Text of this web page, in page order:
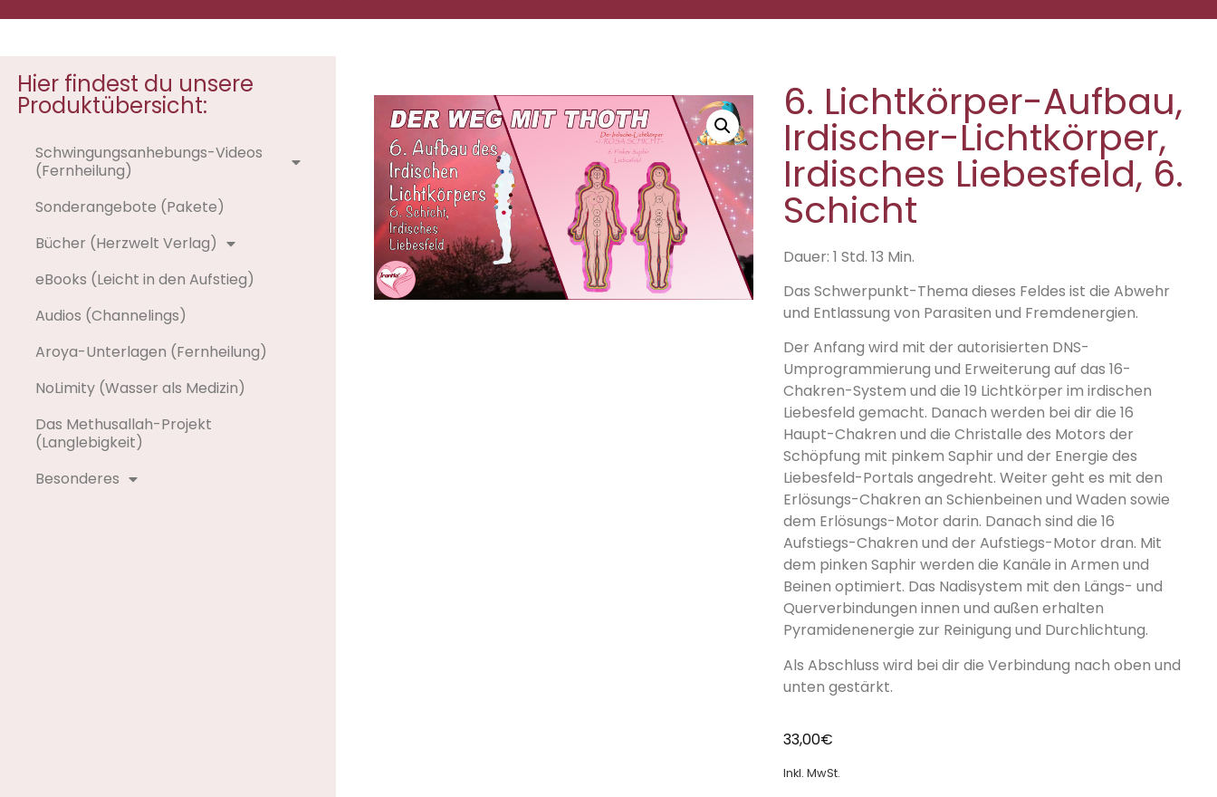
Hier findest du unsere
Produktübersicht:
Schwingungsanhebungs-Videos
(Fernheilung)
Sonderangebote (Pakete)
Bücher (Herzwelt Verlag)
eBooks (Leicht in den Aufstieg)
Audios (Channelings)
Aroya-Unterlagen (Fernheilung)
NoLimity (Wasser als Medizin)
Das Methusallah-Projekt
(Langlebigkeit)
Besonderes
6. Lichtkörper-Aufbau,
Irdischer-Lichtkörper,
Irdisches Liebesfeld, 6.
Schicht
Dauer: 1 Std. 13 Min.
Das Schwerpunkt-Thema dieses Feldes ist die Abwehr
und Entlassung von Parasiten und Fremdenergien.
Der Anfang wird mit der autorisierten DNS-
Umprogrammierung und Erweiterung auf das 16-
Chakren-System und die 19 Lichtkörper im irdischen
Liebesfeld gemacht. Danach werden bei dir die 16
Haupt-Chakren und die Christalle des Motors der
Schöpfung mit pinkem Saphir und der Energie des
Liebesfeld-Portals angedreht. Weiter geht es mit den
Erlösungs-Chakren an Schienbeinen und Waden sowie
dem Erlösungs-Motor darin. Danach sind die 16
Aufstiegs-Chakren und der Aufstiegs-Motor dran. Mit
dem pinken Saphir werden die Kanäle in Armen und
Beinen optimiert. Das Nadisystem mit den Längs- und
Querverbindungen innen und außen erhalten
Pyramidenenergie zur Reinigung und Durchlichtung.
Als Abschluss wird bei dir die Verbindung nach oben und
unten gestärkt.
33,00€
Inkl. MwSt.